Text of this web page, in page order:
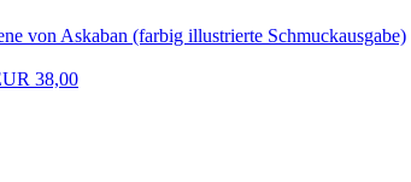
von Askaban (farbig illustrierte Schmuckausgabe)
38,00